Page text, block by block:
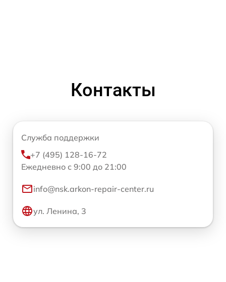
Контакты
Служба поддержки
+7 (495) 128-16-72
Ежедневно с 9:00 до 21:00
info@nsk.arkon-repair-center.ru
ул. Ленина, 3